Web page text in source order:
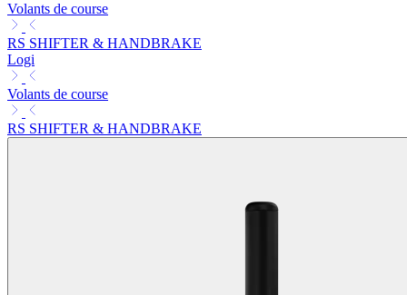
Volants de course
RS SHIFTER & HANDBRAKE
Logi
Volants de course
RS SHIFTER & HANDBRAKE